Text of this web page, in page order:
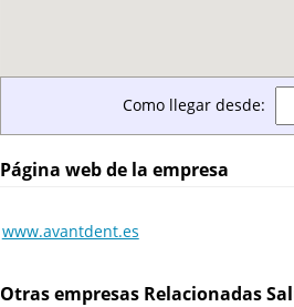
Como llegar desde:
Página web de la empresa
www.avantdent.es
Otras empresas Relacionadas